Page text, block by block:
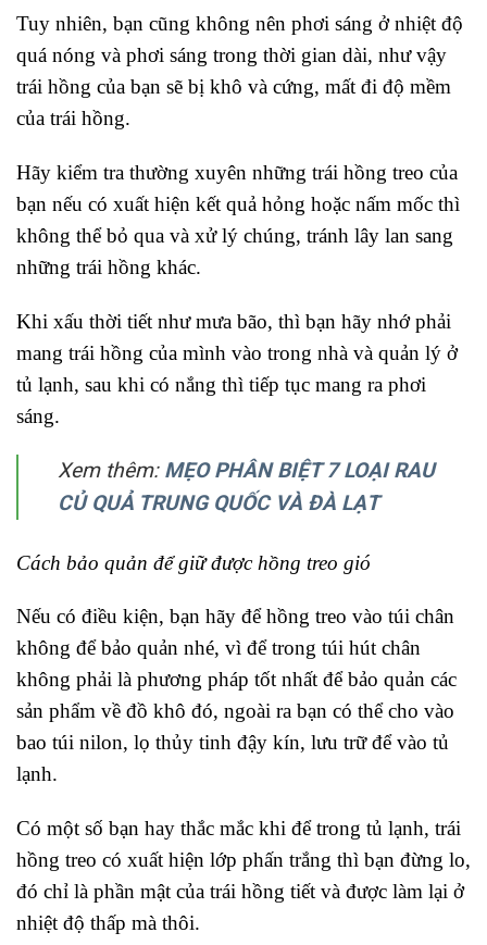
Tuy nhiên, bạn cũng không nên phơi sáng ở nhiệt độ
quá nóng và phơi sáng trong thời gian dài, như vậy
trái hồng của bạn sẽ bị khô và cứng, mất đi độ mềm
của trái hồng.
Hãy kiểm tra thường xuyên những trái hồng treo của
bạn nếu có xuất hiện kết quả hỏng hoặc nấm mốc thì
không thể bỏ qua và xử lý chúng, tránh lây lan sang
những trái hồng khác.
Khi xấu thời tiết như mưa bão, thì bạn hãy nhớ phải
mang trái hồng của mình vào trong nhà và quản lý ở
tủ lạnh, sau khi có nắng thì tiếp tục mang ra phơi
sáng.
Xem thêm: MẸO PHÂN BIỆT 7 LOẠI RAU
CỦ QUẢ TRUNG QUỐC VÀ ĐÀ LẠT
Cách bảo quản để giữ được hồng treo gió
Nếu có điều kiện, bạn hãy để hồng treo vào túi chân
không để bảo quản nhé, vì để trong túi hút chân
không phải là phương pháp tốt nhất để bảo quản các
sản phẩm về đồ khô đó, ngoài ra bạn có thể cho vào
bao túi nilon, lọ thủy tinh đậy kín, lưu trữ để vào tủ
lạnh.
Có một số bạn hay thắc mắc khi để trong tủ lạnh, trái
hồng treo có xuất hiện lớp phấn trắng thì bạn đừng lo,
đó chỉ là phần mật của trái hồng tiết và được làm lại ở
nhiệt độ thấp mà thôi.